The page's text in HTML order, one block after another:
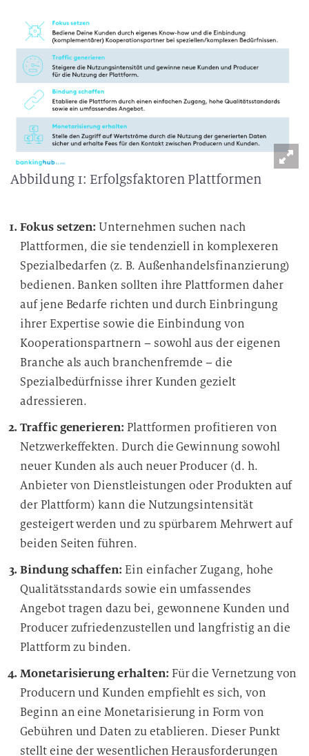
Abbildung 1: Erfolgsfaktoren Plattformen
Fokus setzen: Unternehmen suchen nach
Plattformen, die sie tendenziell in komplexeren
Spezialbedarfen (z. B. Außenhandelsfinanzierung)
bedienen. Banken sollten ihre Plattformen daher
auf jene Bedarfe richten und durch Einbringung
ihrer Expertise sowie die Einbindung von
Kooperationspartnern – sowohl aus der eigenen
Branche als auch branchenfremde – die
Spezialbedürfnisse ihrer Kunden gezielt
adressieren.
Traffic generieren: Plattformen profitieren von
Netzwerkeffekten. Durch die Gewinnung sowohl
neuer Kunden als auch neuer Producer (d. h.
Anbieter von Dienstleistungen oder Produkten auf
der Plattform) kann die Nutzungsintensität
gesteigert werden und zu spürbarem Mehrwert auf
beiden Seiten führen.
Bindung schaffen: Ein einfacher Zugang, hohe
Qualitätsstandards sowie ein umfassendes
Angebot tragen dazu bei, gewonnene Kunden und
Producer zufriedenzustellen und langfristig an die
Plattform zu binden.
Monetarisierung erhalten: Für die Vernetzung von
Producern und Kunden empfiehlt es sich, von
Beginn an eine Monetarisierung in Form von
Gebühren und Daten zu etablieren. Dieser Punkt
stellt eine der wesentlichen Herausforderungen